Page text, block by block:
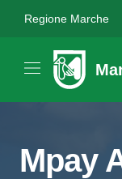
Regione Marche
Mpay